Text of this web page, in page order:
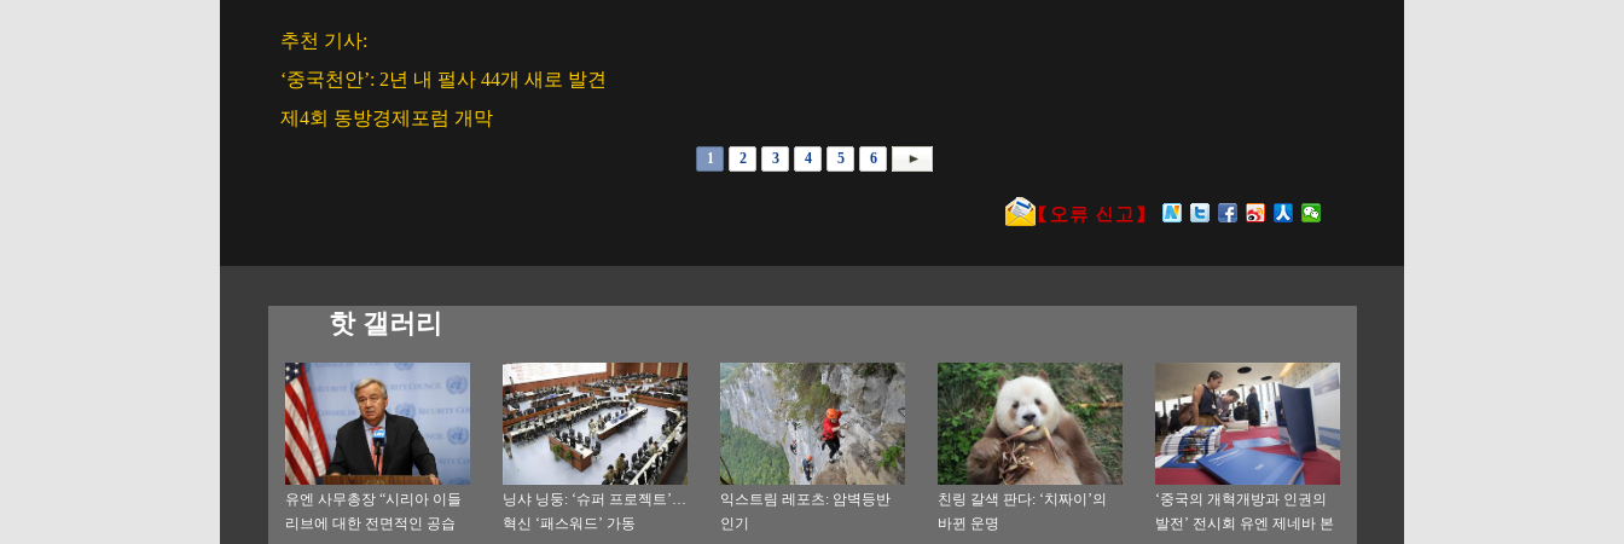
추천 기사:
‘중국천안’: 2년 내 펄사 44개 새로 발견
제4회 동방경제포럼 개막
1 2 3 4 5 6
핫 갤러리
유엔 사무총장 “시리아 이들
리브에 대한 전면적인 공습
닝샤 닝둥: ‘슈퍼 프로젝트’…
혁신 ‘패스워드’ 가동
익스트림 레포츠: 암벽등반
인기
친링 갈색 판다: ‘치짜이’의
바뀐 운명
‘중국의 개혁개방과 인권의
발전’ 전시회 유엔 제네바 본